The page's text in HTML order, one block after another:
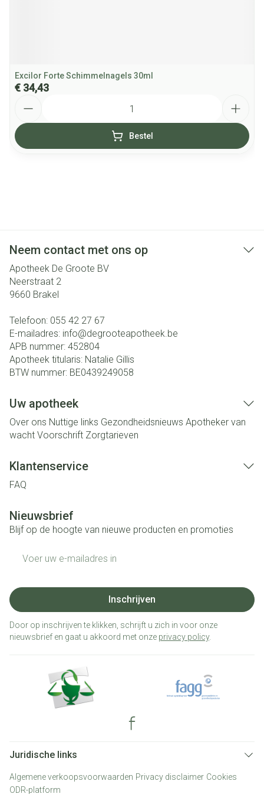
Excilor Forte Schimmelnagels 30ml
€ 34,43
Bestel
Neem contact met ons op
Apotheek De Groote BV
Neerstraat 2
9660 Brakel
Telefoon: 055 42 27 67
E-mailadres: info@degrooteapotheek.be
APB nummer: 452804
Apotheek titularis: Natalie Gillis
BTW nummer: BE0439249058
Uw apotheek
Over ons Nuttige links Gezondheidsnieuws Apotheker van
wacht Voorschrift Zorgtarieven
Klantenservice
FAQ
Nieuwsbrief
Blijf op de hoogte van nieuwe producten en promoties
Inschrijven
Door op inschrijven te klikken, schrijft u zich in voor onze
nieuwsbrief en gaat u akkoord met onze privacy policy.
Juridische links
Algemene verkoopsvoorwaarden Privacy disclaimer Cookies
ODR-platform